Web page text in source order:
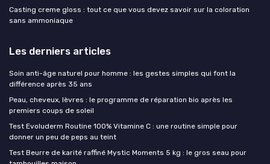
Casting creme gloss : tout ce que vous devez savoir sur la coloration
sans ammoniaque
Les derniers articles
Soin anti-âge naturel pour homme : les gestes simples qui font la
différence après 35 ans
Peau, cheveux, lèvres : le programme de réparation bio après les
premiers coups de soleil
Test Evoluderm Routine 100% Vitamine C : une routine simple pour
donner un peu de peps au teint
Test Beurre de karité raffiné Mystic Moments 5 kg : le gros seau pour